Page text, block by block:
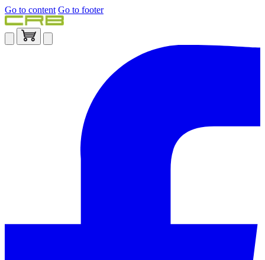
Go to content Go to footer